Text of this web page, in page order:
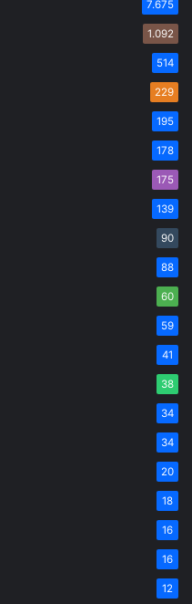
7.675
1.092
514
229
195
178
175
139
90
88
60
59
41
38
34
34
20
18
16
16
12